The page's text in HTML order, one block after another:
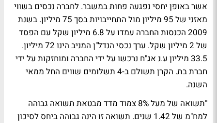
אשר באופן יחסי נפגעה פחות במשבר. לחברה נכסים בשווי
מאזני של 95 מיליון מול התחייבויות בסך 75 מיליון. בשנת
2009 הכנסות החברה עמדו על 6.8 מיליון שקל עם הפסד
של 2 מיליון שקל. ערך נכסי הנדל"ן המניב הינו 72 מיליון.
33.5 מיליון ע.נ אג"ח נרכשו על ידי החברה ומוחזקות על ידי
חברת בת. הקרן תשולם ב-4 תשלומים שווים החל ממאי
השנה.
"תשואה של מעל 8% צמוד מדד מבטאת תשואה גבוהה
למח"מ של 1.42 שנים. תשואה זו הינה גבוהה ביחס לסיכון